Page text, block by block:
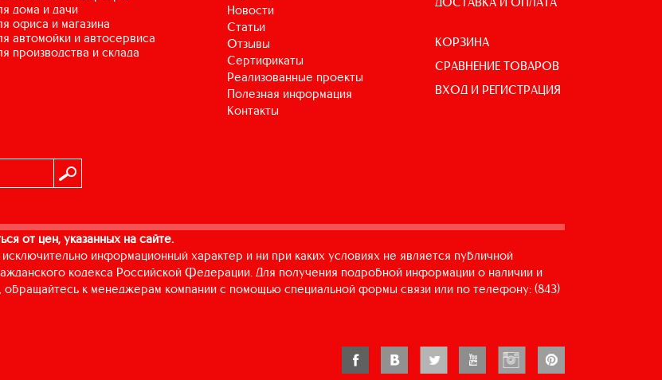
дома и дачи
офиса и магазина
автомойки и автосервиса
производства и склада
Новости
Статьи
Отзывы
Сертификаты
Реализованные проекты
Полезная информация
Контакты
КОРЗИНА
СРАВНЕНИЕ ТОВАРОВ
ВХОД И РЕГИСТРАЦИЯ
от цен, указанных на сайте.
информационный характер и ни при каких условиях не является публичной
кодекса Российской Федерации. Для получения подробной информации о наличии и
обращайтесь к менеджерам компании с помощью специальной формы связи или по телефону: (843)